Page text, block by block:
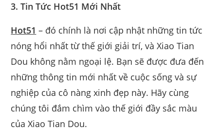
3. Tin Tức Hot51 Mới Nhất
Hot51 – đó chính là nơi cập nhật những tin tức
nóng hổi nhất từ thế giới giải trí, và Xiao Tian
Dou không nằm ngoại lệ. Bạn sẽ được đưa đến
những thông tin mới nhất về cuộc sống và sự
nghiệp của cô nàng xinh đẹp này. Hãy cùng
chúng tôi đắm chìm vào thế giới đầy sắc màu
của Xiao Tian Dou.